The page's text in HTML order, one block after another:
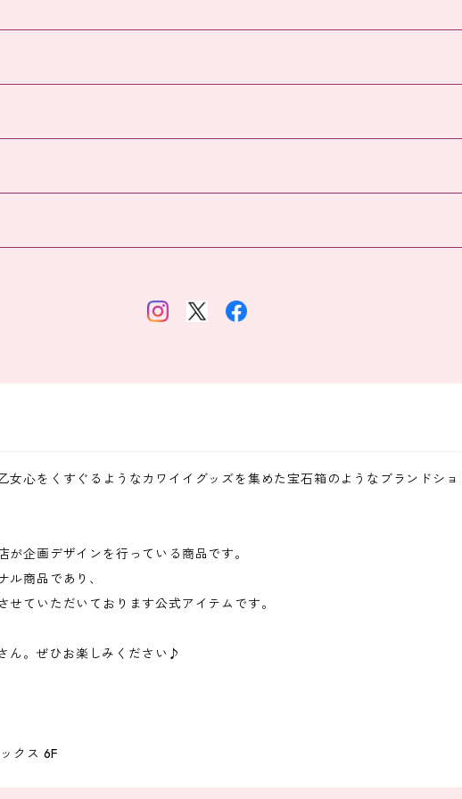
女心をくすぐるようなカワイイグッズを集めた宝石箱のようなブランドシ
企画デザインを行っている商品です。
ル商品であり、
ていただいております公式アイテムです。
ん。ぜひお楽しみください♪
クス 6F